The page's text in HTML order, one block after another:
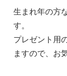
生まれ年の方
す。
プレゼント用
ますので、お